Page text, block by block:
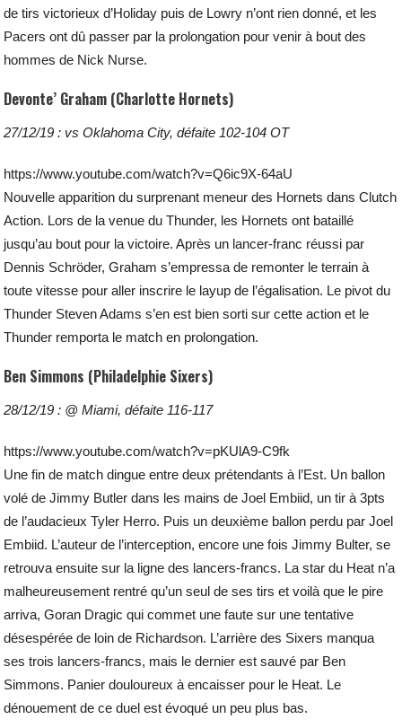
de tirs victorieux d’Holiday puis de Lowry n’ont rien donné, et les
Pacers ont dû passer par la prolongation pour venir à bout des
hommes de Nick Nurse.
Devonte’ Graham (Charlotte Hornets)
27/12/19 : vs Oklahoma City, défaite 102-104 OT
https://www.youtube.com/watch?v=Q6ic9X-64aU
Nouvelle apparition du surprenant meneur des Hornets dans Clutch
Action. Lors de la venue du Thunder, les Hornets ont bataillé
jusqu’au bout pour la victoire. Après un lancer-franc réussi par
Dennis Schröder, Graham s’empressa de remonter le terrain à
toute vitesse pour aller inscrire le layup de l’égalisation. Le pivot du
Thunder Steven Adams s’en est bien sorti sur cette action et le
Thunder remporta le match en prolongation.
Ben Simmons (Philadelphie Sixers)
28/12/19 : @ Miami, défaite 116-117
https://www.youtube.com/watch?v=pKUlA9-C9fk
Une fin de match dingue entre deux prétendants à l’Est. Un ballon
volé de Jimmy Butler dans les mains de Joel Embiid, un tir à 3pts
de l’audacieux Tyler Herro. Puis un deuxième ballon perdu par Joel
Embiid. L’auteur de l’interception, encore une fois Jimmy Bulter, se
retrouva ensuite sur la ligne des lancers-francs. La star du Heat n’a
malheureusement rentré qu’un seul de ses tirs et voilà que le pire
arriva, Goran Dragic qui commet une faute sur une tentative
désespérée de loin de Richardson. L’arrière des Sixers manqua
ses trois lancers-francs, mais le dernier est sauvé par Ben
Simmons. Panier douloureux à encaisser pour le Heat. Le
dénouement de ce duel est évoqué un peu plus bas.